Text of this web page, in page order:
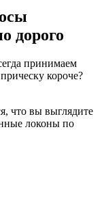
дорого
принимаем
короче?
что вы выглядите
локоны по